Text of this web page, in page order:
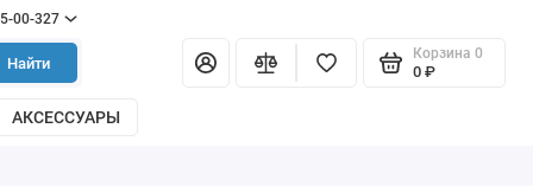
00-327
Найти
Корзина 0
0 ₽
АКСЕССУАРЫ